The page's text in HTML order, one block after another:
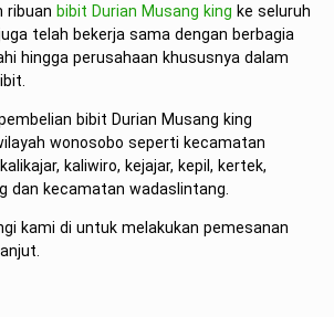
ribuan bibit Durian Musang king ke seluruh
telah bekerja sama dengan berbagia
hingga perusahaan khususnya dalam
bibit Durian Musang king
wonosobo seperti kecamatan
kaliwiro, kejajar, kepil, kertek,
dan kecamatan wadaslintang.
kami di untuk melakukan pemesanan